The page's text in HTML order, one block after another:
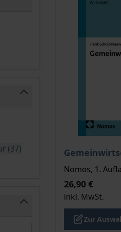
Produkte
Produkte
Produkte
(37verfügbare Produkte
)
Produkte
Der Preis
Nomos, 1.
26,90 €
inkl. MwSt.
Zur